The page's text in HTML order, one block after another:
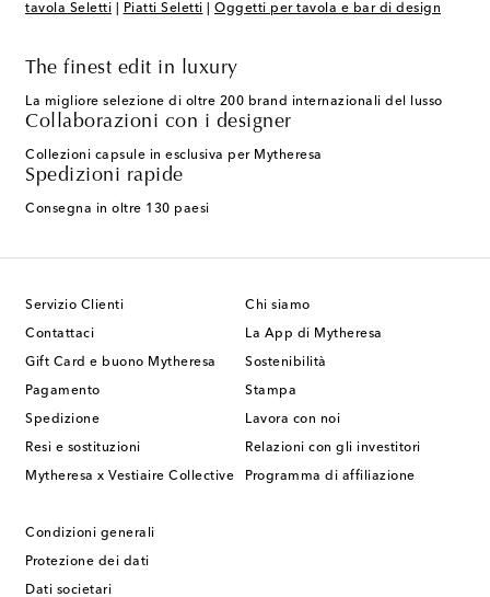
tavola Seletti
Piatti Seletti Oggetti per tavola e bar di design
The finest edit in luxury
La migliore selezione di oltre 200 brand internazionali del lusso
Collaborazioni con i designer
Collezioni capsule in esclusiva per Mytheresa
Spedizioni rapide
Consegna in oltre 130 paesi
Servizio Clienti
Contattaci
Gift Card e buono Mytheresa
Pagamento
Spedizione
Resi e sostituzioni
Mytheresa x Vestiaire Collective
Chi siamo
La App di Mytheresa
Sostenibilità
Stampa
Lavora con noi
Relazioni con gli investitori
Programma di affiliazione
Condizioni generali
Protezione dei dati
Dati societari